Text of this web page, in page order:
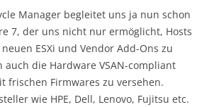
Manager begleitet uns ja nun schon
7, der uns nicht nur ermöglicht, Hosts
ESXi und Vendor Add-Ons zu
auch die Hardware VSAN-compliant
frischen Firmwares zu versehen.
wie HPE, Dell, Lenovo, Fujitsu etc.